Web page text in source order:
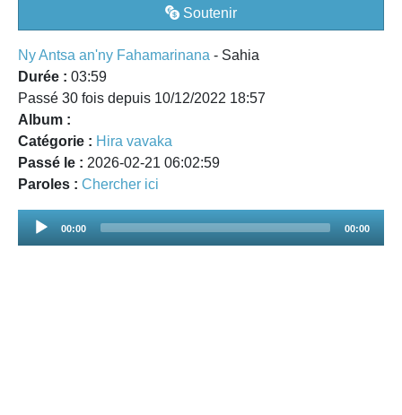
Soutenir
Ny Antsa an'ny Fahamarinana - Sahia
Durée : 03:59
Passé 30 fois depuis 10/12/2022 18:57
Album :
Catégorie : Hira vavaka
Passé le : 2026-02-21 06:02:59
Paroles : Chercher ici
Audio
00:00 00:00